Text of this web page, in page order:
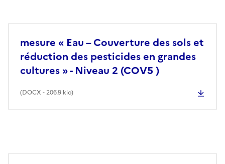
mesure « Eau – Couverture des sols et
réduction des pesticides en grandes
cultures » - Niveau 2 (COV5 )
(DOCX - 206.9 kio)